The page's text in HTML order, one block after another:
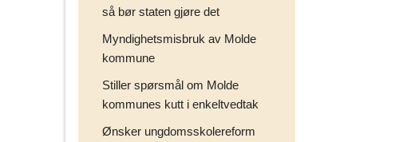
så bør staten gjøre det
Myndighetsmisbruk av Molde
kommune
Stiller spørsmål om Molde
kommunes kutt i enkeltvedtak
Ønsker ungdomsskolereform